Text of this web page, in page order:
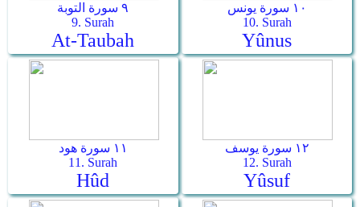
٩ سورة التوبة
9. Surah
At-Taubah
١٠ سورة يونس
10. Surah
Yûnus
١١ سورة هود
11. Surah
Hûd
١٢ سورة يوسف
12. Surah
Yûsuf